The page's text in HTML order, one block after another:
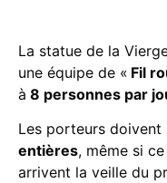
La statue de la
une équipe de « Fil
à 8 personnes par
Les porteurs doivent
entières, même si ce
arrivent la veille du